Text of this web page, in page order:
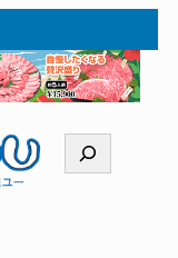
索